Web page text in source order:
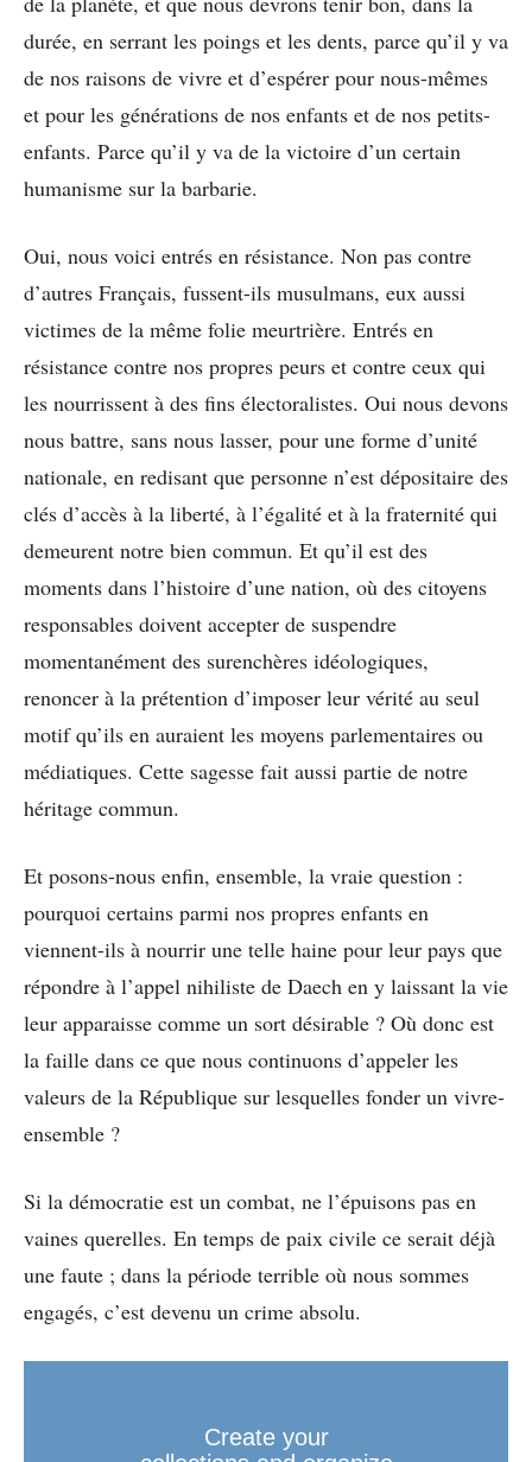
durée, en serrant les poings et les dents, parce qu’il y va
de nos raisons de vivre et d’espérer pour nous-mêmes
et pour les générations de nos enfants et de nos petits-
enfants. Parce qu’il y va de la victoire d’un certain
humanisme sur la barbarie.
Oui, nous voici entrés en résistance. Non pas contre
d’autres Français, fussent-ils musulmans, eux aussi
victimes de la même folie meurtrière. Entrés en
résistance contre nos propres peurs et contre ceux qui
les nourrissent à des fins électoralistes. Oui nous devons
nous battre, sans nous lasser, pour une forme d’unité
nationale, en redisant que personne n’est dépositaire des
clés d’accès à la liberté, à l’égalité et à la fraternité qui
demeurent notre bien commun. Et qu’il est des
moments dans l’histoire d’une nation, où des citoyens
responsables doivent accepter de suspendre
momentanément des surenchères idéologiques,
renoncer à la prétention d’imposer leur vérité au seul
motif qu’ils en auraient les moyens parlementaires ou
médiatiques. Cette sagesse fait aussi partie de notre
héritage commun.
Et posons-nous enfin, ensemble, la vraie question :
pourquoi certains parmi nos propres enfants en
viennent-ils à nourrir une telle haine pour leur pays que
répondre à l’appel nihiliste de Daech en y laissant la vie
leur apparaisse comme un sort désirable ? Où donc est
la faille dans ce que nous continuons d’appeler les
valeurs de la République sur lesquelles fonder un vivre-
ensemble ?
Si la démocratie est un combat, ne l’épuisons pas en
vaines querelles. En temps de paix civile ce serait déjà
une faute ; dans la période terrible où nous sommes
engagés, c’est devenu un crime absolu.